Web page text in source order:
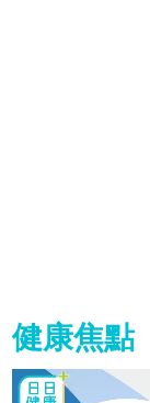
健康焦點